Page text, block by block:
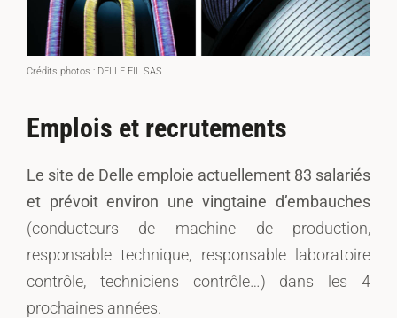
Crédits photos : DELLE FIL SAS
Emplois et recrutements
Le site de Delle emploie actuellement 83 salariés
et prévoit environ une vingtaine d’embauches
(conducteurs de machine de production,
responsable technique, responsable laboratoire
contrôle, techniciens contrôle…) dans les 4
prochaines années.